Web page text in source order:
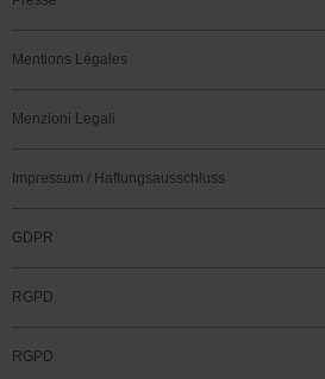
Mentions Légales
Menzioni Legali
Impressum / Haftungsausschluss
GDPR
RGPD
RGPD